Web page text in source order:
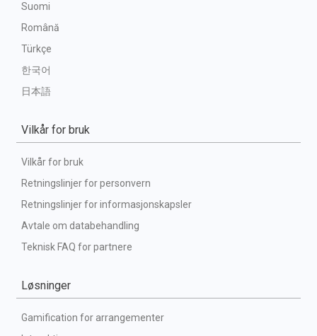
Suomi
Română
Türkçe
한국어
日本語
Vilkår for bruk
Vilkår for bruk
Retningslinjer for personvern
Retningslinjer for informasjonskapsler
Avtale om databehandling
Teknisk FAQ for partnere
Løsninger
Gamification for arrangementer